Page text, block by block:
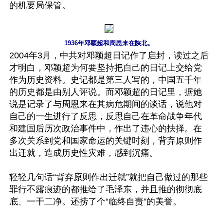
的机要局保管。
1936年邓颖超和周恩来在陕北。
2004年3月，中共对邓颖超日记作了启封，读过之后
才明白，邓颖超为何要坚持把自己的日记上交给党
作为历史资料。史记都是第三人写的，中国五千年
的历史都是由别人评说。而邓颖超的日记里，据她
说是记录了与周恩来在其病危期间的谈话，说他对
自己的一生进行了反思，反思自己在革命战争年代
和建国后历次政治事件中，作出了违心的抉择。在
多次关系到党和国家命运的关键时刻，背弃原则作
出迁就，造成历史性灾难，感到沉痛。
轻轻几句话“背弃原则作出迁就”就把自己做过的那些
罪行不露痕迹的都推给了毛泽东，并且推的彻彻底
底、一干二净。还捞了个“临终自责”的美誉。